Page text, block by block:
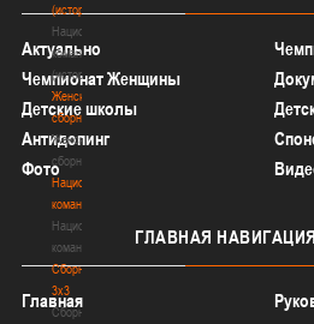
(история)
Национальная
команда
(история)
Женские
сборные
Женские
сборные
Национальная
команда
Национальная
команда
Сборные
3х3
Сборные
Актуально
Чемпионат Женщины
Детские школы
Антидопинг
Фото
ГЛАВНАЯ
Главная